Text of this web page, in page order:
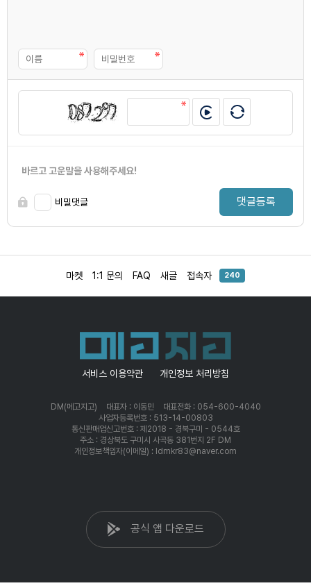
바르고 고운말을 사용해주세요!
비밀댓글 댓글등록
마켓 1:1 문의 FAQ 새글 접속자 240
서비스 이용약관 개인정보 처리방침
DM(메고지고) 대표자 : 이동민
대표전화 : 054-600-4040
사업자등록번호 : 513-14-00803
통신판매업신고번호 : 제2018 - 경북구미 - 0544호
주소 : 경상북도 구미시 사곡동 381번지 2F DM
개인정보책임자(이메일) : ldmkr83@naver.com
공식 앱 다운로드